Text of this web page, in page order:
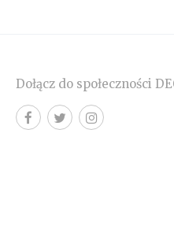
Dołącz do społeczności